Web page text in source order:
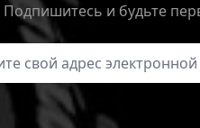
Подпишитесь и будьте
почты